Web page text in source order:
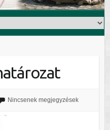
Nincsenek megjegyzések